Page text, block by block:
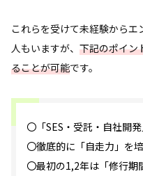
これらを受けて未経験から
人もいますが、 下記のポイン
ることが可能です。
〇「SES・受託・自社開
〇徹底的に「自走力」を
〇最初の1,2年は「修行期